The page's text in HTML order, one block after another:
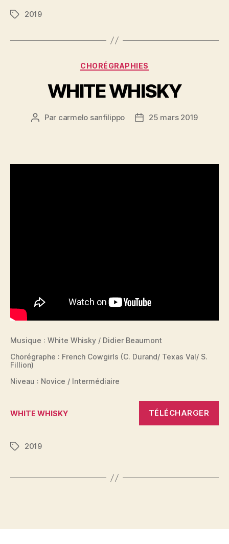
Étiquettes
2019
Catégories
CHORÉGRAPHIES
WHITE WHISKY
Auteur
Par carmelo sanfilippo
Date25 mars 2019
Musique : White Whisky / Didier Beaumont
Chorégraphe : French Cowgirls (C. Durand/ Texas Val/ S.
Fillion)
Niveau : Novice / Intermédiaire
WHITE WHISKY TÉLÉCHARGER
Étiquettes
2019